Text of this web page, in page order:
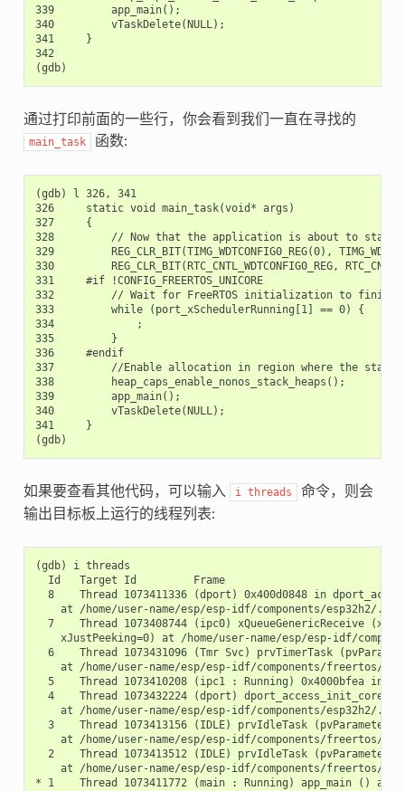
339         app_main();
340         vTaskDelete(NULL);
341     }
342
通过打印前面的一些行，你会看到我们一直在寻找的
main_task 函数:
(gdb) l 326, 341
326     static void main_task(void* args)
327     {
328         // Now that the application is about to start,
329         REG_CLR_BIT(TIMG_WDTCONFIG0_REG(0),
330         REG_CLR_BIT(RTC_CNTL_WDTCONFIG0_REG,
331     #if !CONFIG_FREERTOS_UNICORE
332         // Wait for FreeRTOS initialization to finish
333         while (port_xSchedulerRunning[1] == 0) {
334             ;
335         }
336     #endif
337         //Enable allocation in region where the
338         heap_caps_enable_nonos_stack_heaps();
339         app_main();
340         vTaskDelete(NULL);
341     }
如果要查看其他代码，可以输入 i threads
命令，则会
输出目标板上运行的线程列表:
(gdb) i threads
  Id   Target Id         Frame
8    Thread 1073411336 (dport) 0x400d0848 in
at /home/user-name/esp/esp-idf/components/esp32h2/./
7    Thread 1073408744 (ipc0) xQueueGenericReceive
xJustPeeking=0) at /home/user-name/esp/esp-idf/
6    Thread 1073431096 (Tmr Svc) prvTimerTask
at /home/user-name/esp/esp-idf/components/freertos/./
5    Thread 1073410208 (ipc1 : Running) 0x4000bfea in ??
4    Thread 1073432224 (dport) dport_access_init_core
at /home/user-name/esp/esp-idf/components/esp32h2/./
3    Thread 1073413156 (IDLE) prvIdleTask
at /home/user-name/esp/esp-idf/components/freertos/./
2    Thread 1073413512 (IDLE) prvIdleTask
at /home/user-name/esp/esp-idf/components/freertos/./
* 1    Thread 1073411772 (main : Running) app_main () at